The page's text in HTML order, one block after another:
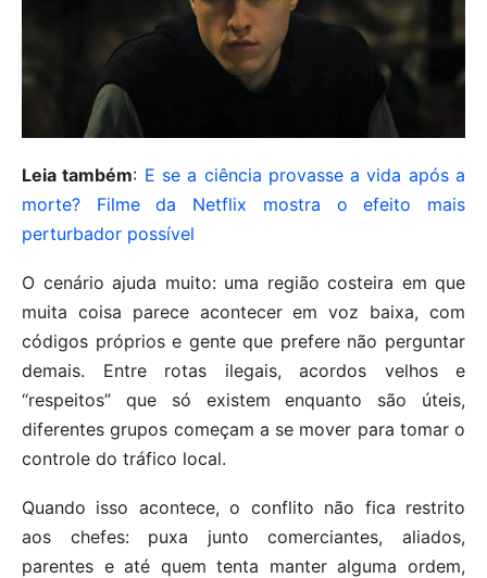
Leia também: E se a ciência provasse a vida após a
morte? Filme da Netflix mostra o efeito mais
perturbador possível
O cenário ajuda muito: uma região costeira em que
muita coisa parece acontecer em voz baixa, com
códigos próprios e gente que prefere não perguntar
demais. Entre rotas ilegais, acordos velhos e
“respeitos” que só existem enquanto são úteis,
diferentes grupos começam a se mover para tomar o
controle do tráfico local.
Quando isso acontece, o conflito não fica restrito
aos chefes: puxa junto comerciantes, aliados,
parentes e até quem tenta manter alguma ordem,